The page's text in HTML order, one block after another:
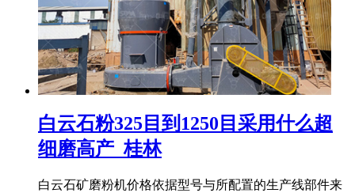
白云石粉325目到1250目采用什么超
细磨高产_桂林
白云石矿磨粉机价格依据型号与所配置的生产线部件来